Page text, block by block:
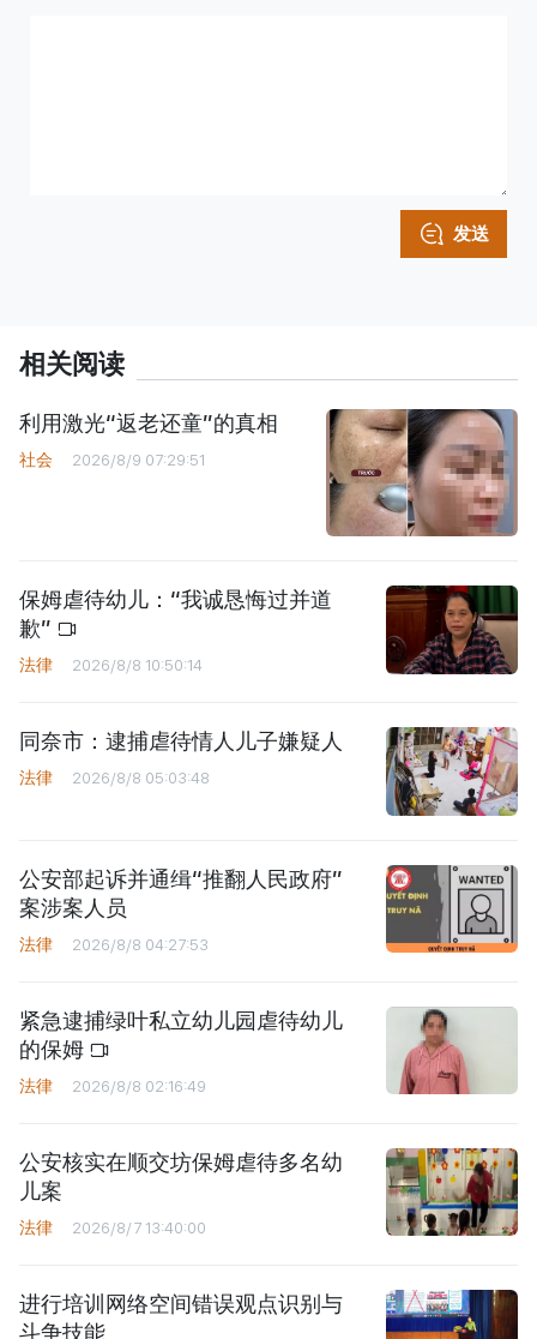
发送
相关阅读
利用激光“返老还童”的真相
社会 2026/8/9 07:29:51
保姆虐待幼儿：“我诚恳悔过并道
歉”
法律 2026/8/8 10:50:14
同奈市：逮捕虐待情人儿子嫌疑人
法律 2026/8/8 05:03:48
公安部起诉并通缉“推翻人民政府”
案涉案人员
法律 2026/8/8 04:27:53
紧急逮捕绿叶私立幼儿园虐待幼儿
的保姆
法律 2026/8/8 02:16:49
公安核实在顺交坊保姆虐待多名幼
儿案
法律 2026/8/7 13:40:00
进行培训网络空间错误观点识别与
斗争技能